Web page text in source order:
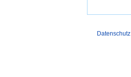
Datenschutz